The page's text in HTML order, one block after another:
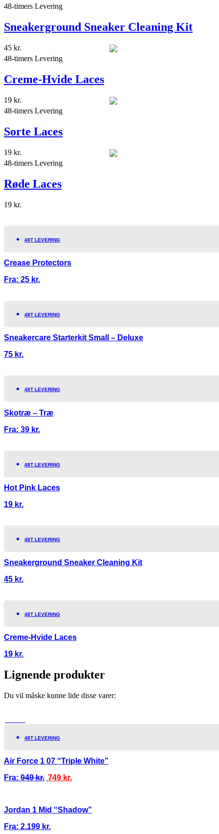
48-timers Levering
Sneakerground Sneaker Cleaning Kit
45 kr.
48-timers Levering
Creme-Hvide Laces
19 kr.
48-timers Levering
Sorte Laces
19 kr.
48-timers Levering
Røde Laces
19 kr.
48T LEVERING
Crease Protectors
Fra: 25 kr.
48T LEVERING
Sneakercare Starterkit Small – Deluxe
75 kr.
48T LEVERING
Skotræ – Træ
Fra: 39 kr.
48T LEVERING
Hot Pink Laces
19 kr.
48T LEVERING
Sneakerground Sneaker Cleaning Kit
45 kr.
48T LEVERING
Creme-Hvide Laces
19 kr.
Lignende produkter
Du vil måske kunne lide disse varer:
48T LEVERING
Air Force 1 07 “Triple White”
Fra: 949kr. 749 kr.
Jordan 1 Mid “Shadow”
Fra: 2.199 kr.